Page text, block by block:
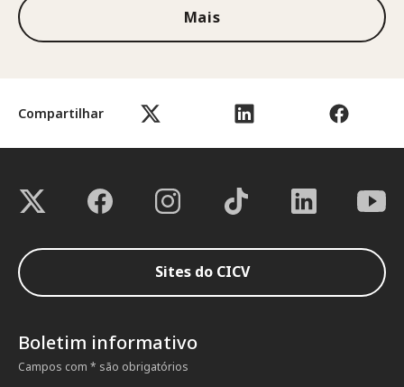
Compartilhar
Mais
Sites do CICV
Boletim informativo
Campos com * são obrigatórios